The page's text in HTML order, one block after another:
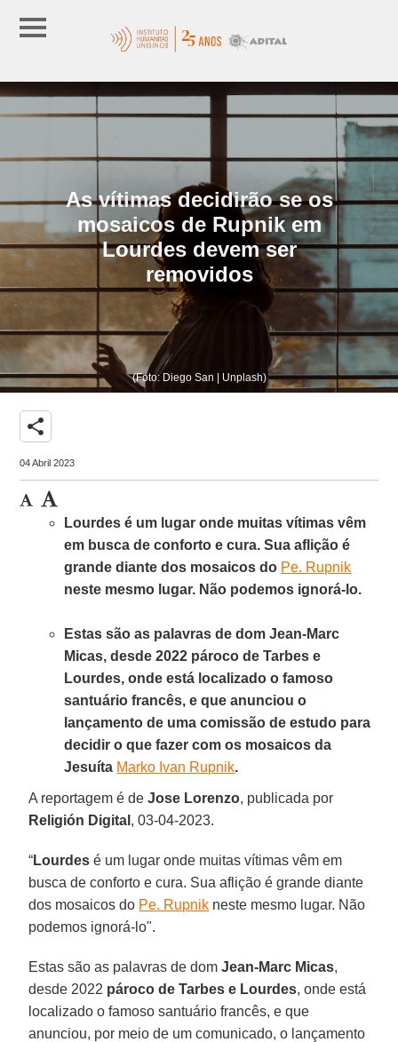
As vítimas decidirão se os
mosaicos de Rupnik em
Lourdes devem ser
removidos
(Foto: Diego San | Unplash)
share
04 Abril 2023
Lourdes é um lugar onde muitas vítimas vêm
em busca de conforto e cura. Sua aflição é
grande diante dos mosaicos do Pe. Rupnik
neste mesmo lugar. Não podemos ignorá-lo.
Estas são as palavras de dom Jean-Marc
Micas, desde 2022 pároco de Tarbes e
Lourdes, onde está localizado o famoso
santuário francês, e que anunciou o
lançamento de uma comissão de estudo para
decidir o que fazer com os mosaicos da
Jesuíta Marko Ivan Rupnik.
A reportagem é deJose Lorenzo, publicada por
Religión Digital , 03-04-2023.
“Lourdes é um lugar onde muitas vítimas vêm em
busca de conforto e cura. Sua aflição é grande diante
dos mosaicos do Pe. Rupnik neste mesmo lugar. Não
podemos ignorá-lo".
Estas são as palavras de domJean-Marc Micas,
desde 2022 pároco de Tarbes e Lourdes, onde está
localizado o famoso santuário francês, e que
anunciou, por meio de um comunicado, o lançamento